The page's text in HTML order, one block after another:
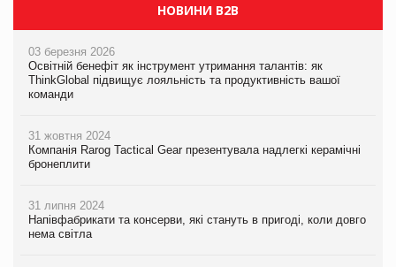
НОВИНИ B2B
03 березня 2026
Освітній бенефіт як інструмент утримання талантів: як
ThinkGlobal підвищує лояльність та продуктивність вашої
команди
31 жовтня 2024
Компанія Rarog Tactical Gear презентувала надлегкі керамічні
бронеплити
31 липня 2024
Напівфабрикати та консерви, які стануть в пригоді, коли довго
нема світла